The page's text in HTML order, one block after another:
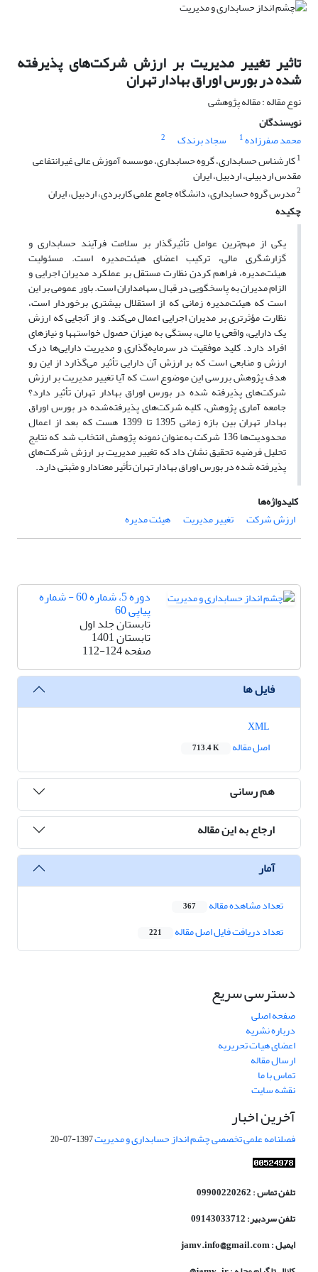
تاثیر تغییر مدیریت بر ارزش شرکت‌های پذیرفته
شده در بورس اوراق بهادار تهران
نوع مقاله : مقاله پژوهشی
نویسندگان
محمد صفرزاده1 سجاد برندک
2
1کارشناس حسابداری، گروه حسابداری، موسسه آموزش عالی غیرانتفاعی
مقدس اردبیلی، اردبیل، ایران
2مدرس گروه حسابداری، دانشگاه جامع علمی کاربردی، اردبیل، ایران
چکیده
یکی از مهم‌ترین عوامل تأثیرگذار بر سلامت فرآیند حسابداری و
گزارشگری مالی، ترکیب اعضای هیئت‌مدیره است. مسئولیت
هیئت‌مدیره، فراهم کردن نظارت مستقل بر عملکرد مدیران اجرایی و
الزام مدیران به پاسخگویی در قبال سهامداران است. باور عمومی بر این
است که هیئت‌مدیره زمانی که از استقلال بیشتری برخوردار است،
نظارت مؤثرتری بر مدیران اجرایی اعمال می‌کند. و از آنجایی که ارزش
یک دارایی، واقعی یا مالی، بستگی به میزان حصول خواستهها و نیازهای
افراد دارد. کلید موفقیت در سرمایه‌گذاری و مدیریت دارایی‌ها درک
ارزش و منابعی است که بر ارزش آن دارایی تأثیر می‌گذارد از این رو
هدف پژوهش بررسی این موضوع است که آیا تغییر مدیریت بر ارزش
شرکت‌های پذیرفته شده در بورس اوراق بهادار تهران تأثیر دارد؟
جامعه آماری پژوهش، کلیه شرکت‌های پذیرفته‌شده در بورس اوراق
بهادار تهران بین بازه زمانی 1395 تا 1399 هست که بعد از اعمال
محدودیت‌ها 136 شرکت به‌عنوان نمونه پژوهش انتخاب شد که نتایج
تحلیل فرضیه تحقیق نشان داد که تغییر مدیریت بر ارزش شرکت‌های
پذیرفته شده در بورس اوراق بهادار تهران تأثیر معنادار و مثبتی دارد.
کلیدواژه‌ها
ارزش شرکت
تغییر مدیریت هیئت مدیره
دوره 5، شماره 60 - شماره
پیاپی 60
تابستان جلد اول
تابستان 1401
صفحه112-124
فایل ها
اصل مقاله
713.4 K
هم رسانی
ارجاع به این مقاله
آمار
تعداد مشاهده مقاله 367
تعداد دریافت فایل اصل مقاله 221
دسترسی سریع
صفحه اصلی
درباره نشریه
اعضای هیات تحریریه
ارسال مقاله
تماس با ما
نقشه سایت
آخرین اخبار
فصلنامه علمی تخصصی چشم انداز حسابداری و مدیریت1397-07-20
تلفن تماس : 09900220262
تلفن سردبیر: 09143033712
ایمیل : jamv.info@gmail.com